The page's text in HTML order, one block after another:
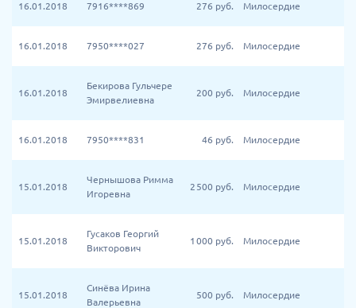
16.01.2018 7916****869 276 руб. Милосердие
16.01.2018 7950****027 276 руб. Милосердие
16.01.2018
Бекирова Гульчере
Эмирвелиевна
200 руб. Милосердие
16.01.2018 7950****831 46 руб. Милосердие
15.01.2018
Чернышова Римма
Игоревна
2 500 руб. Милосердие
15.01.2018
Гусаков Георгий
Викторович
1 000 руб. Милосердие
15.01.2018
Синёва Ирина
Валерьевна
500 руб. Милосердие